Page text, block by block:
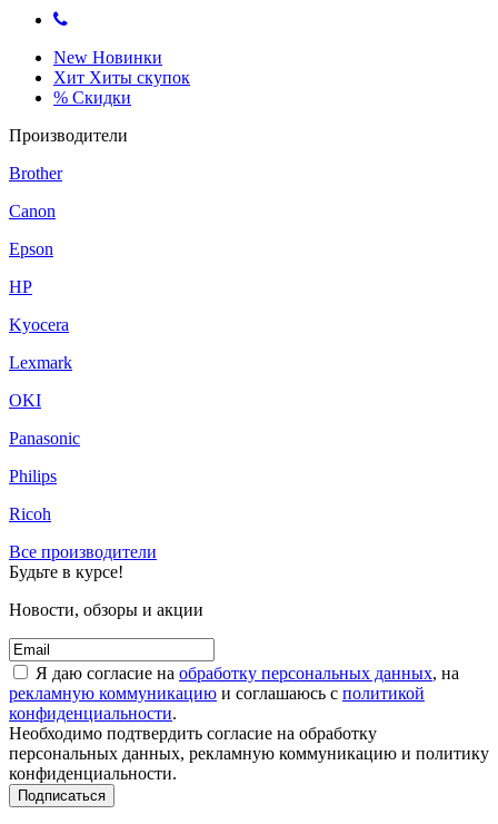
New Новинки
Хит Хиты скупок
% Скидки
Производители
Brother
Canon
Epson
HP
Kyocera
Lexmark
OKI
Panasonic
Philips
Ricoh
Все производители
Будьте в курсе!
Новости, обзоры и акции
Я даю согласие на обработку персональных данных, на
рекламную коммуникацию и соглашаюсь с политикой
конфиденциальности.
Необходимо подтвердить согласие на обработку
персональных данных, рекламную коммуникацию и политику
конфиденциальности.
Подписаться